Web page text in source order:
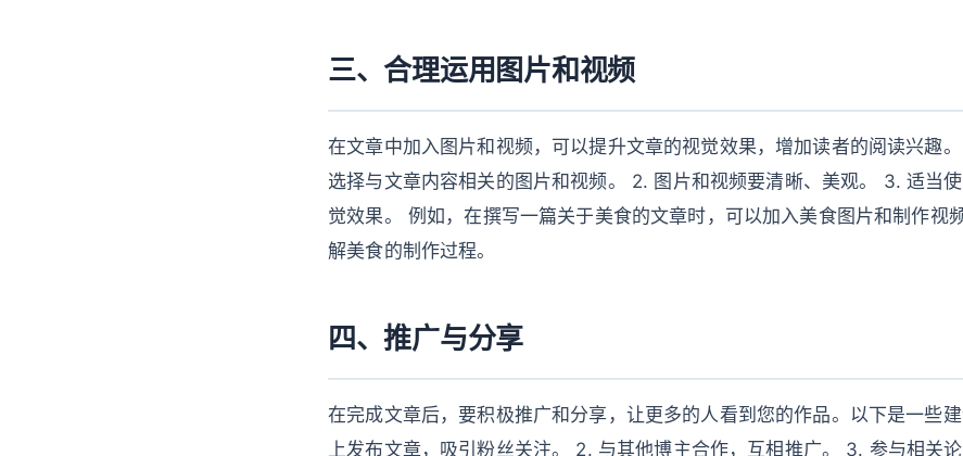
三、合理运用图片和视频
在文章中加入图片和视频，可以提升文章的视觉效果，增加读者的阅读兴趣
选择与文章内容相关的图片和视频。 2. 图片和视频要清晰、美观。 3. 适当
觉效果。 例如，在撰写一篇关于美食的文章时，可以加入美食图片和制作视
解美食的制作过程。
四、推广与分享
在完成文章后，要积极推广和分享，让更多的人看到您的作品。以下是一些
上发布文章，吸引粉丝关注。 2. 与其他博主合作，互相推广。 3. 参与相关